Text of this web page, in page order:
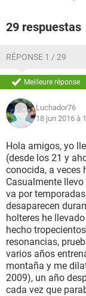
estoy tomando
Agradecería
29 respuestas
RÉPONSE 1 / 29
Meilleure réponse
Luchador76
18 jun 2016 à
Hola amigos, yo
(desde los 21 y
conocida, a veces
Casualmente
va por
desaparecen
holteres he
hecho
resonancias,
varios años
montaña y me
2009), un año
cada vez que